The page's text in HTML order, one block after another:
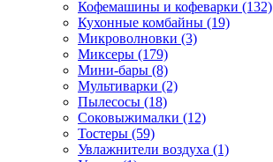
Кофемашины и кофеварки (132)
Кухонные комбайны (19)
Микроволновки (3)
Миксеры (179)
Мини-бары (8)
Мультиварки (2)
Пылесосы (18)
Соковыжималки (12)
Тостеры (59)
Увлажнители воздуха (1)